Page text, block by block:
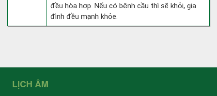
đều hòa hợp. Nếu có bệnh cầu thì sẽ khỏi, gia
đình đều mạnh khỏe.
LỊCH ÂM